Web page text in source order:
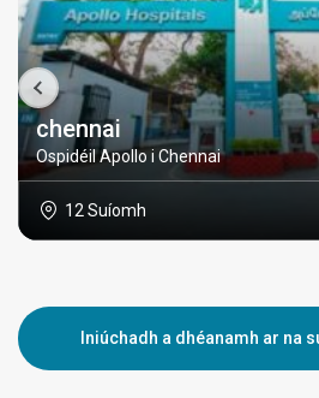
chennai
Ospidéil Apollo i Chennai
12 Suíomh
Iniúchadh a dhéanamh ar na